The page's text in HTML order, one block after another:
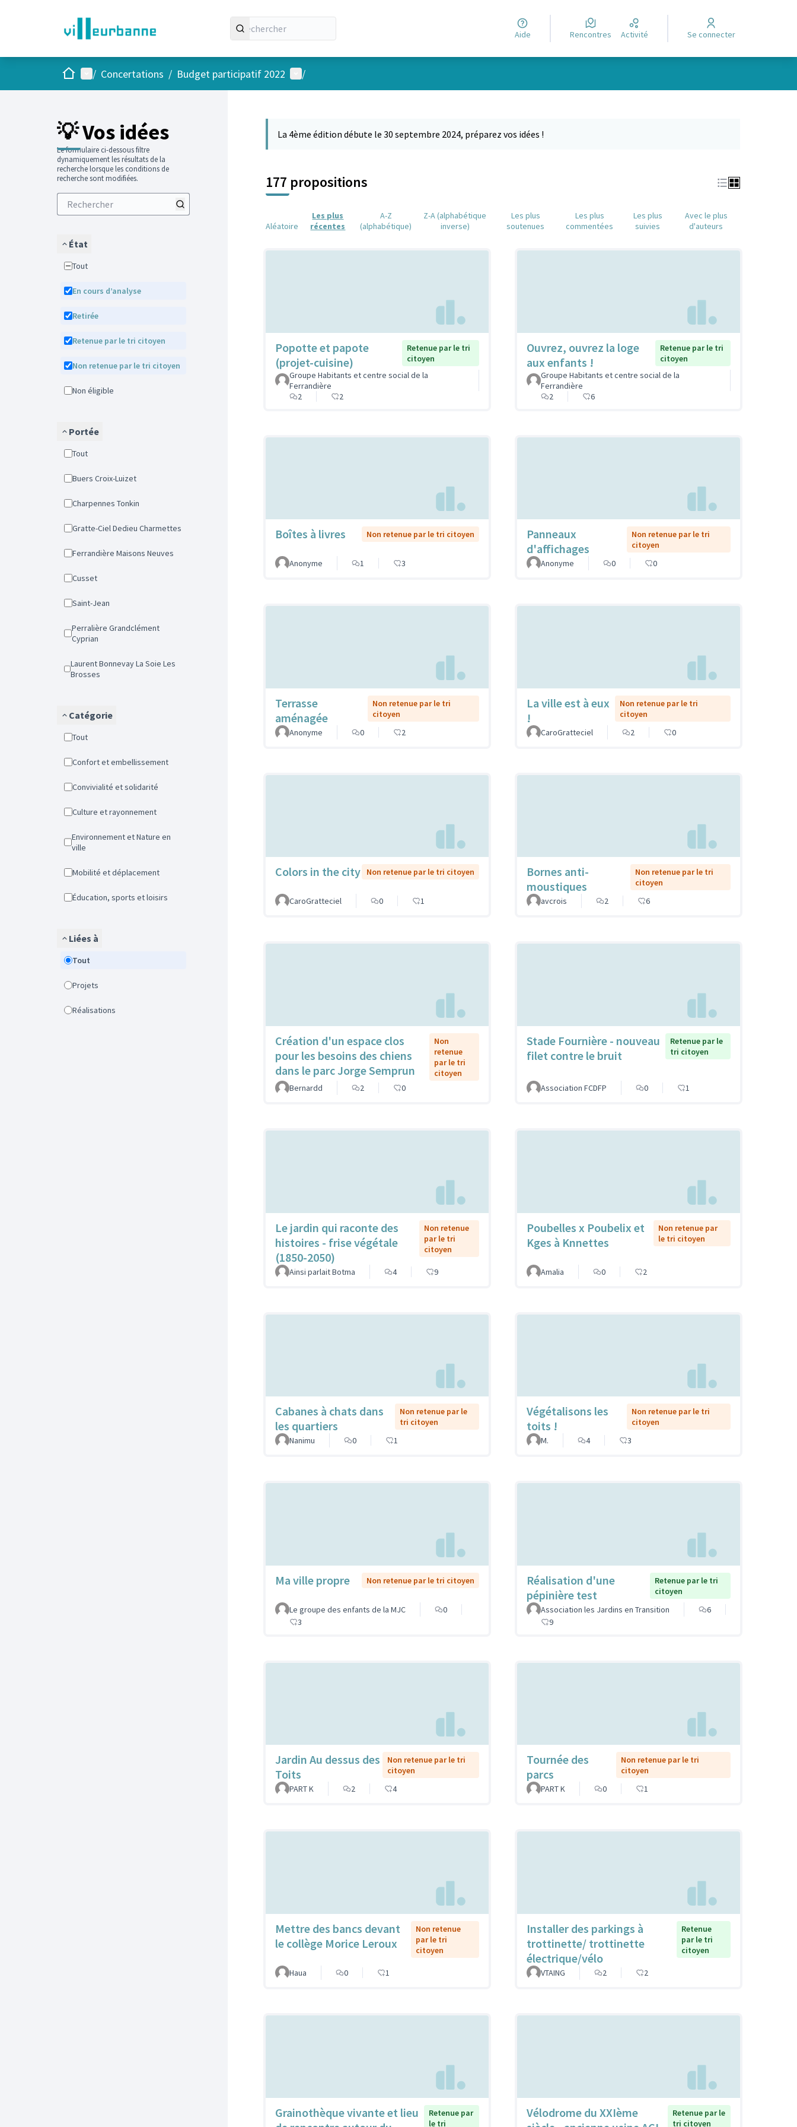
Aide Rencontres Activité Se connecter
AccueilMenu principal
/ Concertations / Budget participatif 2022 Menu utilisateur
/
💡 Vos idées
Le formulaire ci-dessous filtre
dynamiquement les résultats de la
recherche lorsque les conditions de
recherche sont modifiées.
État
Tout
En cours d’analyse
Retirée
Retenue par le tri citoyen
Non retenue par le tri citoyen
Non éligible
Portée
Tout
Buers Croix-Luizet
Charpennes Tonkin
Gratte-Ciel Dedieu Charmettes
Ferrandière Maisons Neuves
Cusset
Saint-Jean
Perralière Grandclément
Cyprian
Laurent Bonnevay La Soie Les
Brosses
Catégorie
Tout
Confort et embellissement
Convivialité et solidarité
Culture et rayonnement
Environnement et Nature en
ville
Mobilité et déplacement
Éducation, sports et loisirs
Liées à
Tout
Projets
Réalisations
La 4ème édition débute le 30 septembre 2024, préparez vos idées !
177 propositions
Aléatoire
Les plus
récentes
A-Z
(alphabétique)
Z-A (alphabétique
inverse)
Les plus
soutenues
Les plus
commentées
Les plus
suivies
Avec le plus
d'auteurs
Popotte et papote
(projet-cuisine)
Retenue par le tri
citoyen
Groupe Habitants et centre social de la
Ferrandière
2
2
Ouvrez, ouvrez la loge
aux enfants !
Retenue par le tri
citoyen
Groupe Habitants et centre social de la
Ferrandière
2
6
Boîtes à livres Non retenue par le tri citoyen
Anonyme 1 3
Panneaux
d'affichages
Non retenue par le tri
citoyen
Anonyme
0 0
Terrasse
aménagée
Non retenue par le tri
citoyen
Anonyme
0 2
La ville est à eux
!
Non retenue par le tri
citoyen
CaroGratteciel
2 0
Colors in the city Non retenue par le tri citoyen
CaroGratteciel 0 1
Bornes anti-
moustiques
Non retenue par le tri
citoyen
avcrois
2 6
Création d'un espace clos
pour les besoins des chiens
dans le parc Jorge Semprun
Non
retenue
par le tri
citoyen
Bernardd
2 0
Stade Fournière - nouveau
filet contre le bruit
Retenue par le
tri citoyen
Association FCDFP 0 1
Le jardin qui raconte des
histoires - frise végétale
(1850-2050)
Non retenue
par le tri
citoyen
Ainsi parlait Botma 4 9
Poubelles x Poubelix et
Kges à Knnettes
Non retenue par
le tri citoyen
Amalia 0 2
Cabanes à chats dans
les quartiers
Non retenue par le
tri citoyen
Nanimu
0 1
Végétalisons les
toits !
Non retenue par le tri
citoyen
M.
4 3
Ma ville propre Non retenue par le tri citoyen
Le groupe des enfants de la MJC
0
3
Réalisation d'une
pépinière test
Retenue par le tri
citoyen
Association les Jardins en Transition
6
9
Jardin Au dessus des
Toits
Non retenue par le tri
citoyen
PART K
2 4
Tournée des
parcs
Non retenue par le tri
citoyen
PART K
0 1
Mettre des bancs devant
le collège Morice Leroux
Non retenue
par le tri
citoyen
Haua 0 1
Installer des parkings à
trottinette/ trottinette
électrique/vélo
Retenue
par le tri
citoyen
VTAING 2 2
Grainothèque vivante et lieu
Retenue par
le tri
Vélodrome du XXIème
Retenue par le
tri citoyen